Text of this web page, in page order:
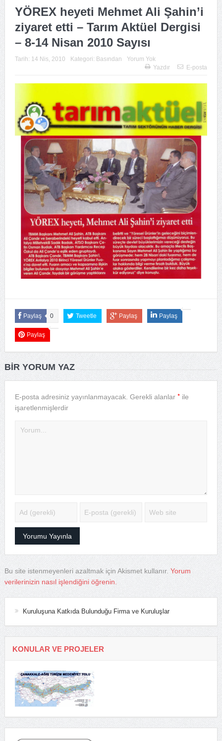
YÖREX heyeti Mehmet Ali Şahin’i
ziyaret etti – Tarım Aktüel Dergisi
– 8-14 Nisan 2010 Sayısı
Tarih: 14 Nis, 2010 Kategori: Basından
Yorum Yok
Yazdır
E-posta
Paylaş 0 Tweetle Paylaş Paylaş
Paylaş
BIR YORUM YAZ
E-posta adresiniz yayınlanmayacak. Gerekli alanlar *ile
işaretlenmişlerdir
Bu site istenmeyenleri azaltmak için Akismet kullanır. Yorum
verilerinizin nasıl işlendiğini öğrenin.
Kuruluşuna Katkıda Bulunduğu Firma ve Kuruluşlar
KONULAR VE PROJELER